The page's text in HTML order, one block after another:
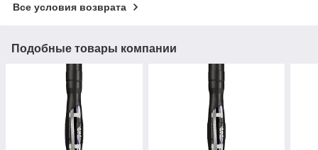
Все условия возврата
Подобные товары компании